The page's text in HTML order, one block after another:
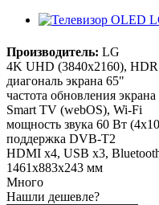
Производитель: LG
4K UHD (3840x2160), HDR
диагональ экрана 65"
частота обновления
Smart TV (webOS), Wi-Fi
мощность звука 60 Вт
поддержка DVB-T2
HDMI x4, USB x3,
1461x883x243 мм
Много
Нашли дешевле?